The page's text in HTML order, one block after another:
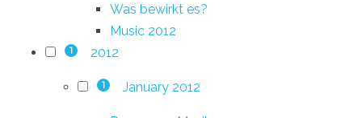
Was bewirkt es?
Music 2012
1 2012
1 January 2012